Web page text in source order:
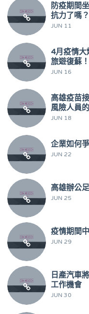
防疫期間
抗力了嗎？
JUN 11
4月疫情大
旅遊復蘇！
JUN 16
高雄疫苗
風險人員
JUN 18
企業如何
JUN 22
高雄辦公
JUN 25
疫情期間
JUN 29
日產汽車
工作機會
JUN 30